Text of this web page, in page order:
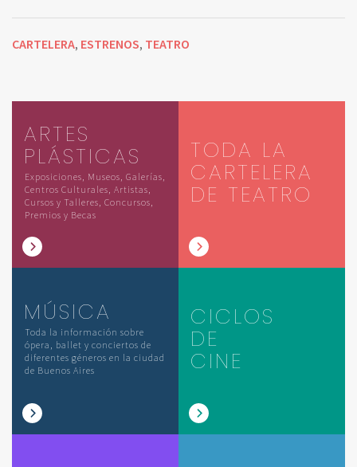
CARTELERA, ESTRENOS, TEATRO
ARTES
PLÁSTICAS
Exposiciones, Museos, Galerías,
Centros Culturales, Artistas,
Cursos y Talleres, Concursos,
Premios y Becas
TODA LA
CARTELERA
DE TEATRO
MÚSICA
Toda la información sobre
ópera, ballet y conciertos de
diferentes géneros en la ciudad
de Buenos Aires
CICLOS
DE
CINE